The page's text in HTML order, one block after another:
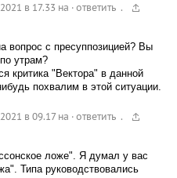
в 17.33 на · ответить .
вопрос с пресуппозицией? Вы
утрам?
критика "Вектора" в данной
похвалим в этой ситуации.
в 09.17на · ответить .
ложе". Я думал у вас
Типа руководствовались